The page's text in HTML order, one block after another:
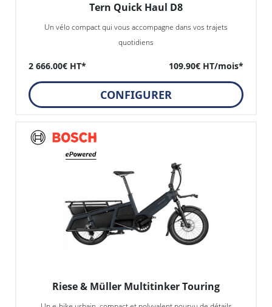
Tern Quick Haul D8
Un vélo compact qui vous accompagne dans vos trajets
quotidiens
2 666.00€ HT* 109.90€ HT/mois*
CONFIGURER
Riese & Müller Multitinker Touring